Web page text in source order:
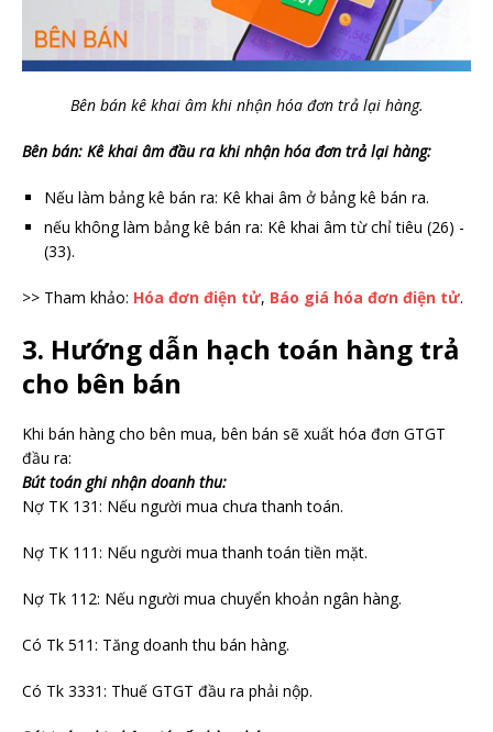
Bên bán kê khai âm khi nhận hóa đơn trả lại hàng.
Bên bán: Kê khai âm đầu ra khi nhận hóa đơn trả lại hàng:
Nếu làm bảng kê bán ra: Kê khai âm ở bảng kê bán ra.
nếu không làm bảng kê bán ra: Kê khai âm từ chỉ tiêu (26) -
(33).
>> Tham khảo: Hóa đơn điện tử, Báo giá hóa đơn điện tử.
3. Hướng dẫn hạch toán hàng trả
cho bên bán
Khi bán hàng cho bên mua, bên bán sẽ xuất hóa đơn GTGT
đầu ra:
Bút toán ghi nhận doanh thu:
Nợ TK 131: Nếu người mua chưa thanh toán.
Nợ TK 111: Nếu người mua thanh toán tiền mặt.
Nợ Tk 112: Nếu người mua chuyển khoản ngân hàng.
Có Tk 511: Tăng doanh thu bán hàng.
Có Tk 3331: Thuế GTGT đầu ra phải nộp.